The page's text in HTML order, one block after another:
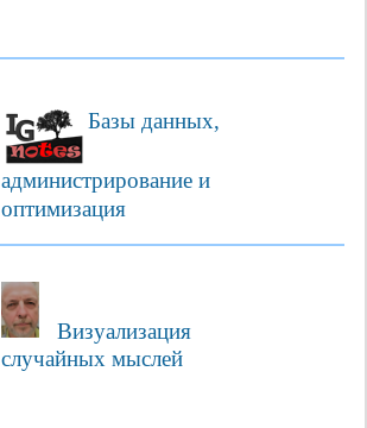
Базы данных,
администрирование и
оптимизация
Визуализация
случайных мыслей